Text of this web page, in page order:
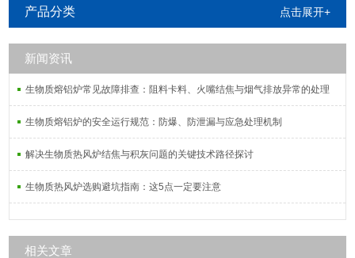
产品分类 点击展开+
新闻资讯
生物质熔铝炉常见故障排查：阻料卡料、火嘴结焦与烟气排放异常的处理
生物质熔铝炉的安全运行规范：防爆、防泄漏与应急处理机制
解决生物质热风炉结焦与积灰问题的关键技术路径探讨
生物质热风炉选购避坑指南：这5点一定要注意
相关文章